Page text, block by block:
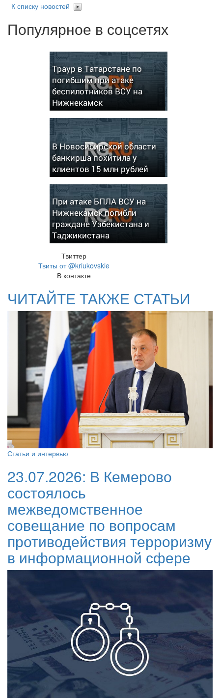
К списку новостей
Популярное в соцсетях
Траур в Татарстане по
погибшим при атаке
беспилотников ВСУ на
Нижнекамск
В Новосибирской области
банкирша похитила у
клиентов 15 млн рублей
При атаке БПЛА ВСУ на
Нижнекамск погибли
граждане Узбекистана и
Таджикистана
Твиттер
Твиты от @kriukovskie
В контакте
ЧИТАЙТЕ ТАКЖЕ СТАТЬИ
Статьи и интервью
23.07.2026: В Кемерово
состоялось
межведомственное
совещание по вопросам
противодействия терроризму
в информационной сфере